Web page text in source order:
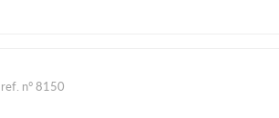
ref. n° 8150